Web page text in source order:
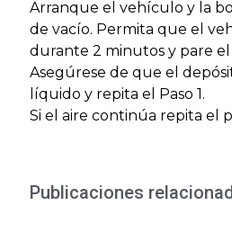
Arranque el vehículo y la
de vacío. Permita que el
durante 2 minutos y pare
Asegúrese de que el
líquido y repita el Paso 1.
Si el aire continúa repita el
Publicaciones